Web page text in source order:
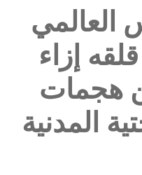
العالمي
إزاء
هجمات
المدنية